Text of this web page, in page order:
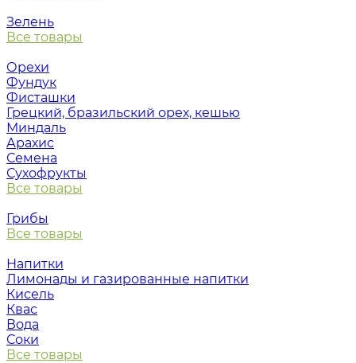
Зелень
Все товары
Орехи
Фундук
Фисташки
Грецкий, бразильский орех, кешью
Миндаль
Арахис
Семена
Сухофрукты
Все товары
Грибы
Все товары
Напитки
Лимонады и газированные напитки
Кисель
Квас
Вода
Соки
Все товары